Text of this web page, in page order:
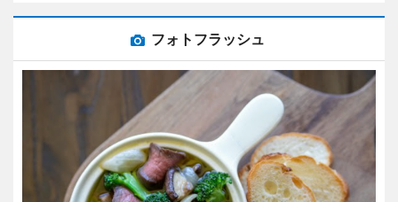
フォトフラッシュ